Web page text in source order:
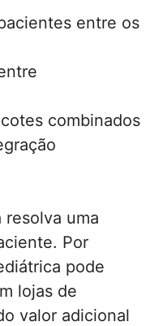
entre os
combinados
resolva uma
Por
pode
lojas de
valor adicional